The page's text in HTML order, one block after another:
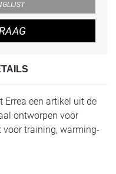
Errea een artikel uit de
ontworpen voor
voor training, warming-